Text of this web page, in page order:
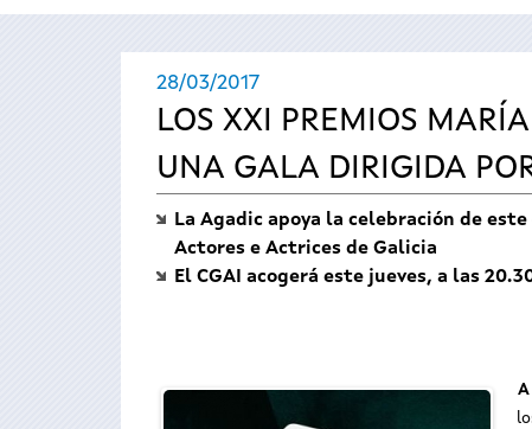
principal
encuentra
aquí
28/03/2017
LOS XXI PREMIOS
UNA GALA DIRIGIDA
La Agadic apoya la celebración de
Actores e Actrices de Galicia
El CGAI acogerá este jueves, a las
A